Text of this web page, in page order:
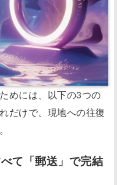
めには、以下の3つの
だけで、現地への往復
て「郵送」で完結